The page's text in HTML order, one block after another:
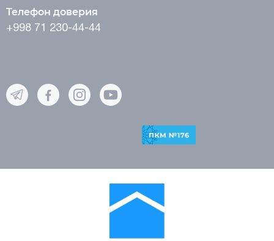
Телефон доверия
+998 71 230-44-44